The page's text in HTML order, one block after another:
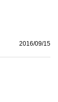
2016/09/15